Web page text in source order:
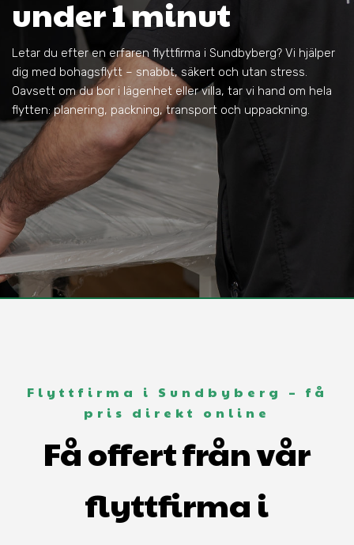
under 1 minut
Letar du efter en erfaren flyttfirma i Sundbyberg? Vi hjälper
dig med bohagsflytt – snabbt, säkert och utan stress.
Oavsett om du bor i lägenhet eller villa, tar vi hand om hela
flytten: planering, packning, transport och uppackning.
Flyttfirma i Sundbyberg – få
pris direkt online
Få offert från vår
flyttfirma i